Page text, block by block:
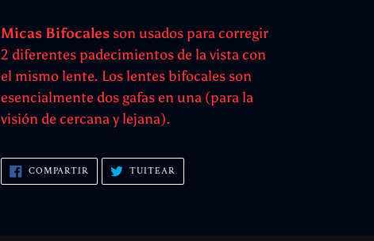
Micas Bifocalesson usados para corregir
2 diferentes padecimientos de la vista con
el mismo lente. Los lentes bifocales son
esencialmente dos gafas en una (para la
visión de cercana y lejana).
COMPARTIR COMPARTIR
FACEBOOK
TUITEAR
TWITTER